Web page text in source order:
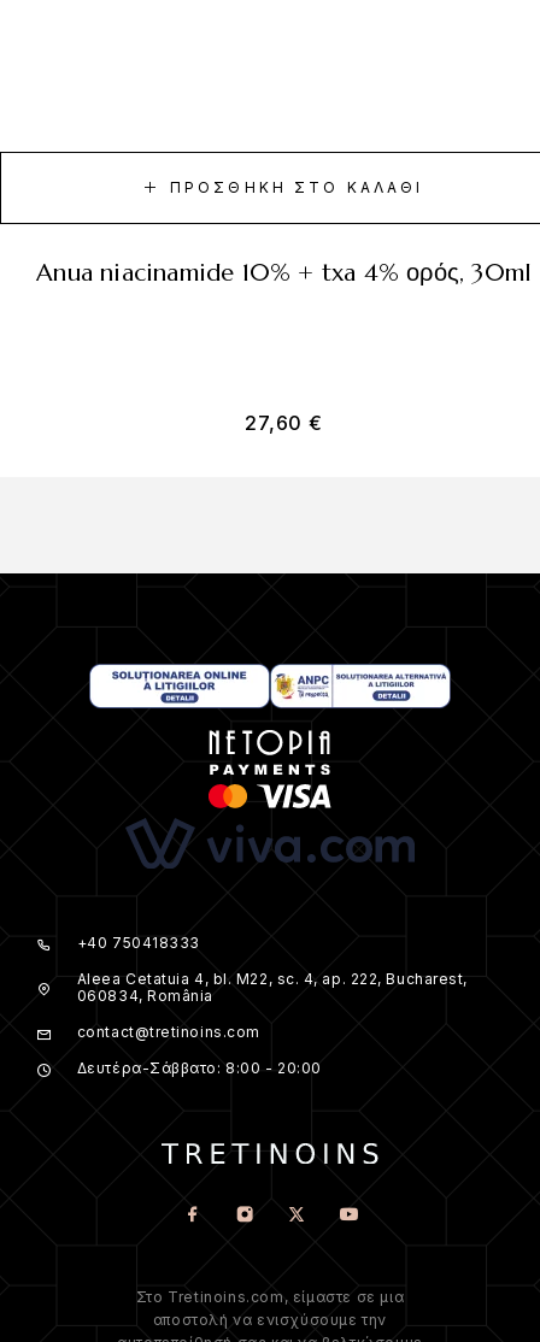
ΠΡΟΣΘΉΚΗ ΣΤΟ ΚΑΛΆΘΙ
anua niacinamide 10% + txa 4% ορός, 30ml
27,60€
+40 750418333
Aleea Cetatuia 4, bl. M22, sc. 4, ap. 222, Bucharest,
060834, România
contact@tretinoins.com
Δευτέρα-Σάββατο: 8:00 - 20:00
Στο Tretinoins.com, είμαστε σε μια
αποστολή να ενισχύσουμε την